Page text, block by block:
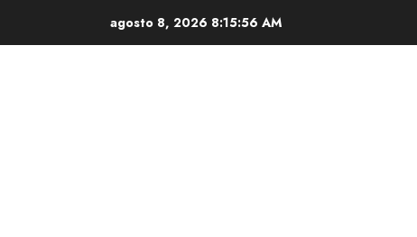
agosto 8, 2026 8:15:57 AM